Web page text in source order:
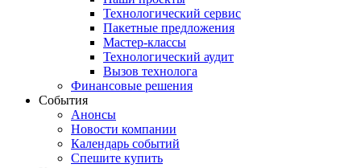
Технологический сервис
Пакетные предложения
Мастер-классы
Технологический аудит
Вызов технолога
Финансовые решения
События
Анонсы
Новости компании
Календарь событий
Спешите купить